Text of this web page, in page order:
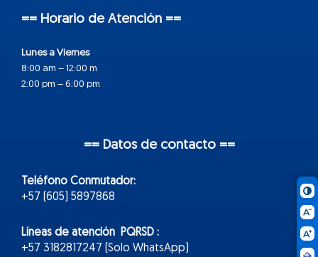
== Horario de Atención ==
Lunes a Viernes
8:00 am – 12:00 m
2:00 pm – 6:00 pm
== Datos de contacto ==
Teléfono Conmutador:
+57 (605) 5897868
Líneas de atención PQRSD :
+57 3182817247 (Solo WhatsApp)